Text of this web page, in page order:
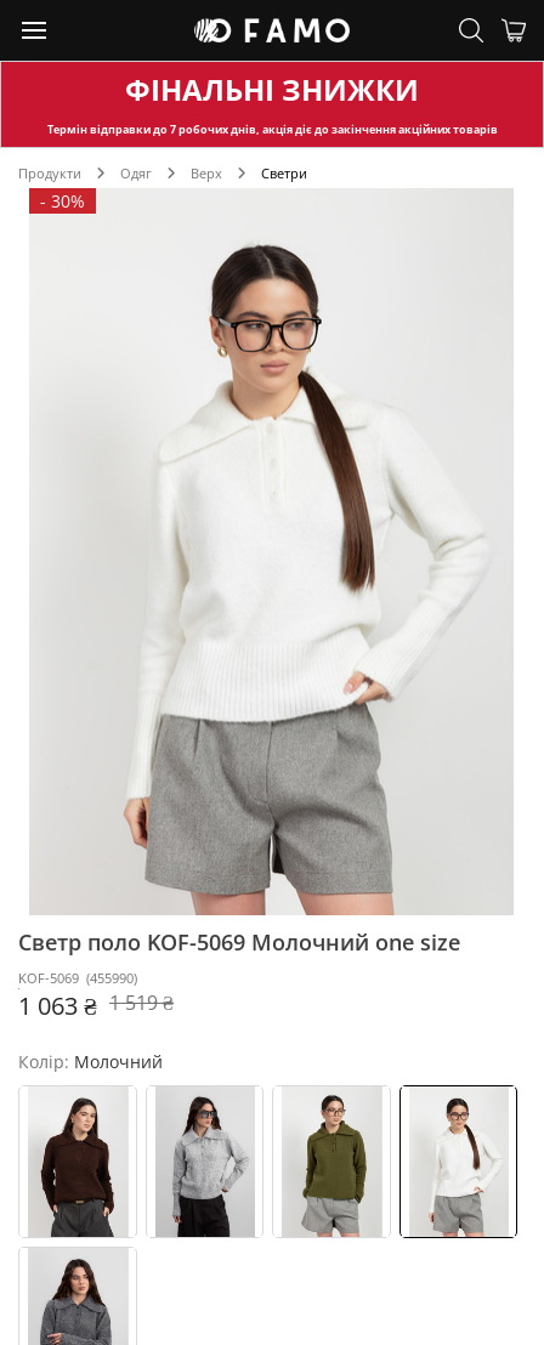
ФІНАЛЬНІ ЗНИЖКИ
Термін відправкидо 7 робочих днів, акція діє до закінчення акційних товарів
Продукти Одяг Верх Светри
- 30%
Светр поло KOF-5069 Молочний one size
KOF-5069 (455990)
1 063 ₴ 1 519 ₴
Колір: Молочний